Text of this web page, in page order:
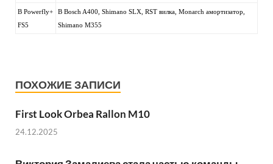
В Powerfly+
FS5
В Bosch A400, Shimano SLX, RST вилка, Monarch амортизатор,
Shimano M355
ПОХОЖИЕ ЗАПИСИ
First Look Orbea Rallon M10
24.12.2025